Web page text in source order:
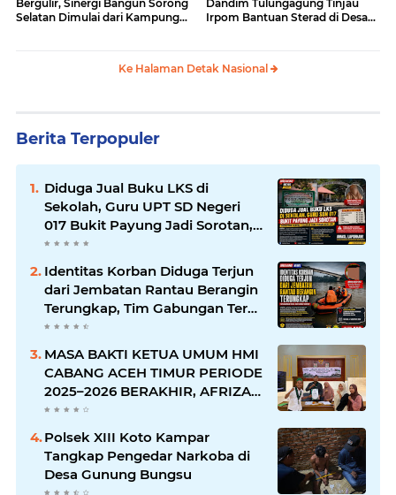
Bergulir, Sinergi Bangun Sorong
Selatan Dimulai dari Kampung
Dandim Tulungagung Tinjau
Irpom Bantuan Sterad di Desa
Ke Halaman Detak Nasional
Berita Terpopuler
Diduga Jual Buku LKS di
Sekolah, Guru UPT SD Negeri
017 Bukit Payung Jadi Sorotan,
Disdikpora Kampar Tegaskan
Tidak Pernah Beri Izin
Identitas Korban Diduga Terjun
dari Jembatan Rantau Berangin
Terungkap, Tim Gabungan Terus
Sisir Sungai Kampar
MASA BAKTI KETUA UMUM HMI
CABANG ACEH TIMUR PERIODE
2025–2026 BERAKHIR, AFRIZAL:
AMANAH TELAH DITUNAIKAN,
PERJUANGAN AKAN TERUS
BERLANJUT
Polsek XIII Koto Kampar
Tangkap Pengedar Narkoba di
Desa Gunung Bungsu